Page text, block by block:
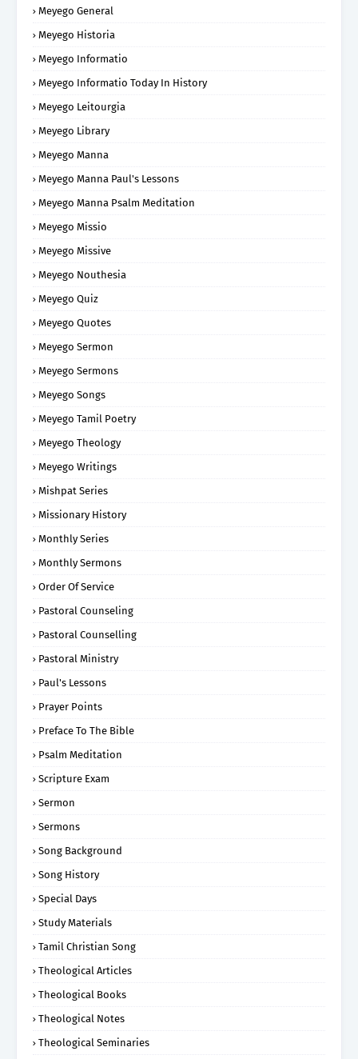
Meyego General
Meyego Historia
Meyego Informatio
Meyego Informatio Today In History
Meyego Leitourgia
Meyego Library
Meyego Manna
Meyego Manna Paul's Lessons
Meyego Manna Psalm Meditation
Meyego Missio
Meyego Missive
Meyego Nouthesia
Meyego Quiz
Meyego Quotes
Meyego Sermon
Meyego Sermons
Meyego Songs
Meyego Tamil Poetry
Meyego Theology
Meyego Writings
Mishpat Series
Missionary History
Monthly Series
Monthly Sermons
Order Of Service
Pastoral Counseling
Pastoral Counselling
Pastoral Ministry
Paul's Lessons
Prayer Points
Preface To The Bible
Psalm Meditation
Scripture Exam
Sermon
Sermons
Song Background
Song History
Special Days
Study Materials
Tamil Christian Song
Theological Articles
Theological Books
Theological Notes
Theological Seminaries